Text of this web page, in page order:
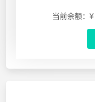
当前余额：¥